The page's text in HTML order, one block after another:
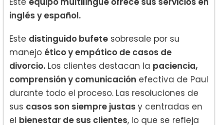
inglés y español.
Este distinguido bufete sobresale por su
manejo ético y empático de casos de
divorcio. Los clientes destacan la paciencia,
comprensión y comunicación efectiva de Paul
durante todo el proceso. Las resoluciones de
sus casos son siempre justas y centradas en
el bienestar de sus clientes, lo que se refleja